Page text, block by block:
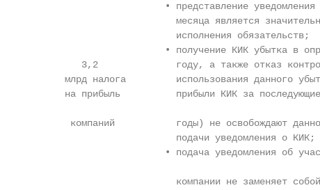
• представление уведомления
месяца является
исполнения обязательств;
• получение КИК убытка в
3,2              году, а также отказ
млрд налога         использования данного
на прибыль          прибыли КИК за
компаний           годы) не освобождают
подачи уведомления о КИК;
• подача уведомления об
компании не заменяет